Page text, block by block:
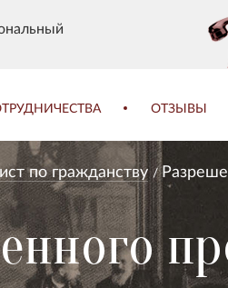
ОТЗЫВЫ
по гражданству